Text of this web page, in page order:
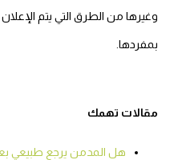
وغيرها من الطرق التي يتم
بمفردها.
مقالات تهمك
هل المدمن يرجع طبيعي